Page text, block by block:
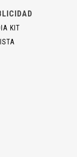
KIT